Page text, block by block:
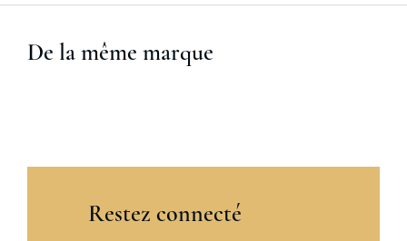
De la même marque
Restez connecté